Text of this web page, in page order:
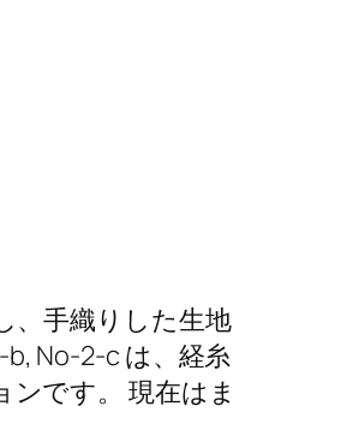
、手織りした生地
No-2-c は、経糸
です。 現在はま